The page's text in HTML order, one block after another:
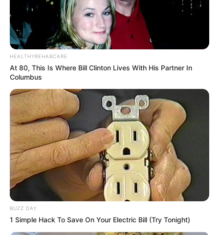
HEALTHYREHABCARE
At 80, This Is Where Bill Clinton Lives With His Partner In
Columbus
BUZZ DAY
1 Simple Hack To Save On Your Electric Bill (Try Tonight)